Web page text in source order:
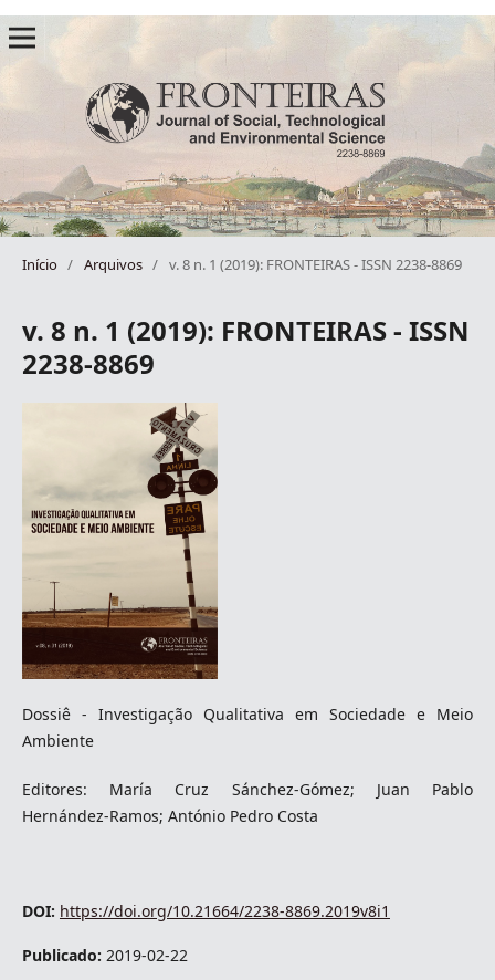
Início / Arquivos / v. 8 n. 1 (2019): FRONTEIRAS - ISSN 2238-8869
v. 8 n. 1 (2019): FRONTEIRAS - ISSN
2238-8869
Dossiê - Investigação Qualitativa em Sociedade e Meio
Ambiente
Editores: María Cruz Sánchez-Gómez; Juan Pablo
Hernández-Ramos; António Pedro Costa
DOI: https://doi.org/10.21664/2238-8869.2019v8i1
Publicado: 2019-02-22